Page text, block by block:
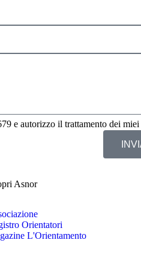
e autorizzo il trattamento dei
Asnor
Orientatori
L'Orientamento